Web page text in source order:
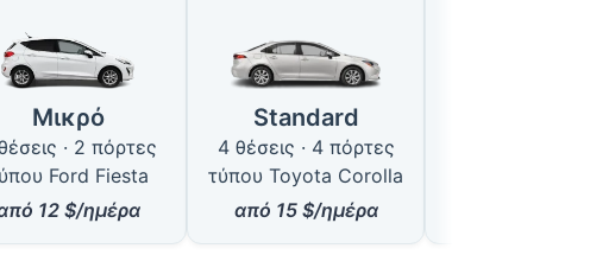
Μικρό
· 2 πόρτες
Ford Fiesta
12$/ημέρα
Standard
4 θέσεις · 4 πόρτες
τύπου Toyota Corolla
από 15$/ημέρα